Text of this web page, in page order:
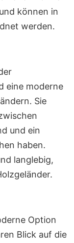
können in
werden.
eine moderne
Sie
und ein
haben.
langlebig,
Option
Blick auf die